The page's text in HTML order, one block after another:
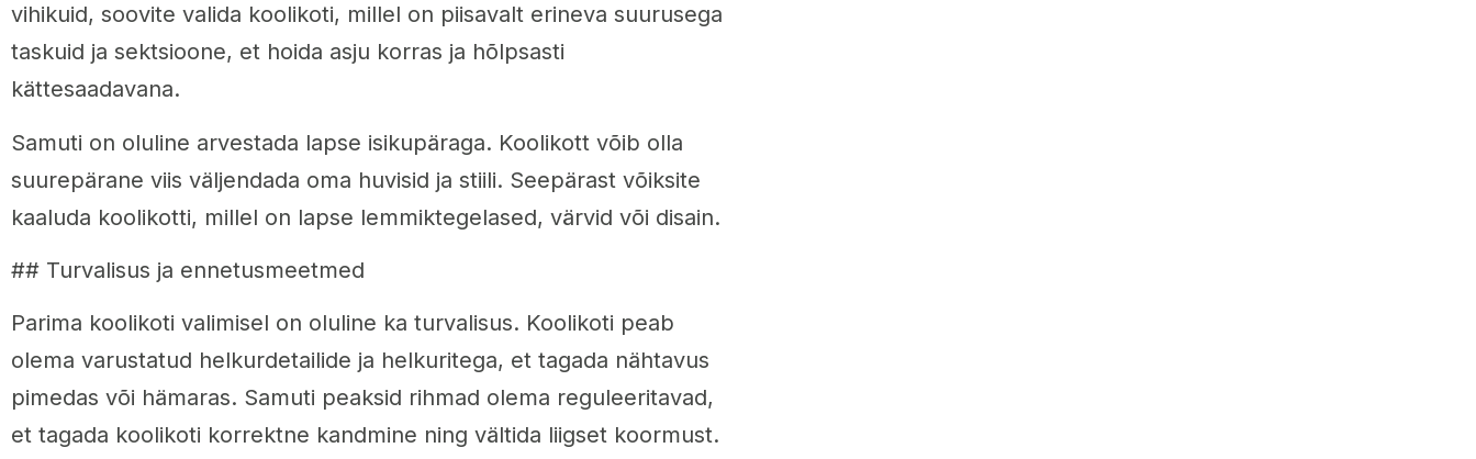
vihikuid, soovite valida koolikoti, millel on piisavalt erineva suurusega
taskuid ja sektsioone, et hoida asju korras ja hõlpsasti
kättesaadavana.
Samuti on oluline arvestada lapse isikupäraga. Koolikott võib olla
suurepärane viis väljendada oma huvisid ja stiili. Seepärast võiksite
kaaluda koolikotti, millel on lapse lemmiktegelased, värvid või disain.
## Turvalisus ja ennetusmeetmed
Parima koolikoti valimisel on oluline ka turvalisus. Koolikoti peab
olema varustatud helkurdetailide ja helkuritega, et tagada nähtavus
pimedas või hämaras. Samuti peaksid rihmad olema reguleeritavad,
et tagada koolikoti korrektne kandmine ning vältida liigset koormust.